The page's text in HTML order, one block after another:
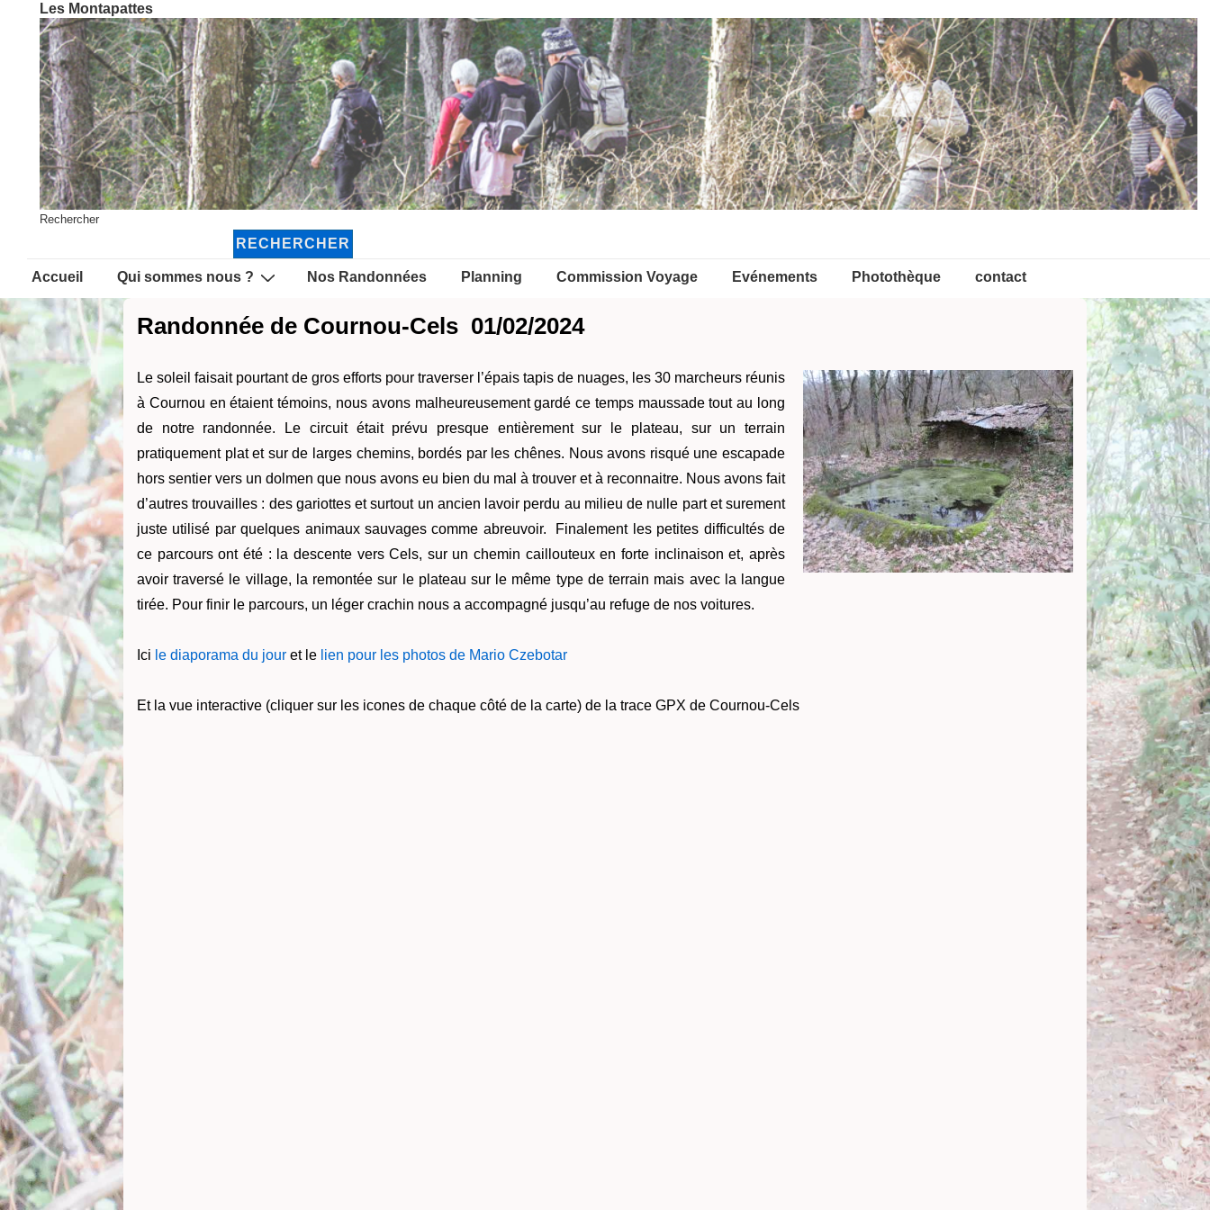
passer
contenu
principal
Les Montapattes
Rechercher
RECHERCHER
Main
Navigation
Accueil Qui sommes nous ? Nos Randonnées Planning Commission Voyage Evénements Photothèque contact
Randonnée de Cournou-Cels 01/02/2024
Le soleil faisait pourtant de gros efforts pour traverser l’épais tapis de nuages, les 30 marcheurs réunis
à Cournou en étaient témoins, nous avons malheureusement gardé ce temps maussade tout au long
de notre randonnée. Le circuit était prévu presque entièrement sur le plateau, sur un terrain
pratiquement plat et sur de larges chemins, bordés par les chênes. Nous avons risqué une escapade
hors sentier vers un dolmen que nous avons eu bien du mal à trouver et à reconnaitre. Nous avons fait
d’autres trouvailles : des gariottes et surtout un ancien lavoir perdu au milieu de nulle part et surement
juste utilisé par quelques animaux sauvages comme abreuvoir. Finalement les petites difficultés de
ce parcours ont été : la descente vers Cels, sur un chemin caillouteux en forte inclinaison et, après
avoir traversé le village, la remontée sur le plateau sur le même type de terrain mais avec la langue
tirée. Pour finir le parcours, un léger crachin nous a accompagné jusqu’au refuge de nos voitures.
Ici le diaporama du jour et le lien pour les photos de Mario Czebotar
Et la vue interactive (cliquer sur les icones de chaque côté de la carte) de la trace GPX de Cournou-Cels